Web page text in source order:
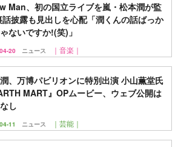
Man、初の国立ライブを嵐・松本潤が監
話披露も見出しを心配「潤くんの話ばっか
ないですか!(笑)」
20 ニュース ｜音楽｜
、万博パビリオンに特別出演 小山薫堂氏
MART』OPムービー、ウェブ公開は
し
11 ニュース ｜芸能｜